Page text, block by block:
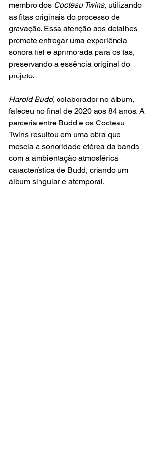
membro dos Cocteau Twins, utilizando
as fitas originais do processo de
gravação. Essa atenção aos detalhes
promete entregar uma experiência
sonora fiel e aprimorada para os fãs,
preservando a essência original do
projeto.
Harold Budd, colaborador no álbum,
faleceu no final de 2020 aos 84 anos. A
parceria entre Budd e os Cocteau
Twins resultou em uma obra que
mescla a sonoridade etérea da banda
com a ambientação atmosférica
característica de Budd, criando um
álbum singular e atemporal.